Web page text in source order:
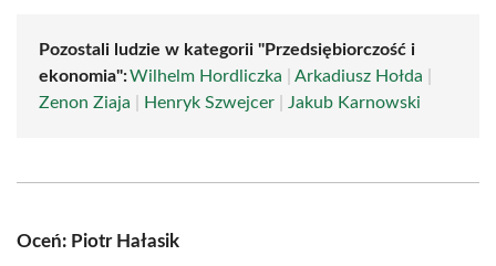
Pozostali ludzie w kategorii "Przedsiębiorczość i
ekonomia":Wilhelm Hordliczka Arkadiusz Hołda
Zenon Ziaja
Henryk Szwejcer Jakub Karnowski
Oceń: Piotr Hałasik